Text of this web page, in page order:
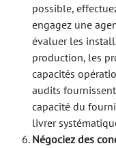
possible,
engagez une
évaluer les
production, les
capacités
audits
capacité du
livrer
Négociez des